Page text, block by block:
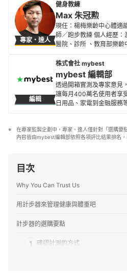
專家・達人
健身教練
Max 朱冠勲
現任：楊梅樂齡中心體適
師／跑步教練 個人經歷：
醫院、診所 、教育部樂
Max 朱冠勲的簡介
編輯
株式會社 mybest
mybest 編輯部
透過開箱實測及專家意見
讓每月400萬名使用者享
日用品、家電到金融服務
在專家監製企劃中，專家、達人僅針對「選購要
內容皆由mybest編輯部依照各項評比結果排名，
目次
Why You Can Trust Us
用計步器來管理健康與體重吧
計步器的選購要點
1 確認計測的方式